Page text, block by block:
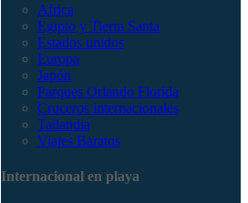
Africa
Egipto y Tierra Santa
Estados unidos
Europa
Japón
Parques Orlando Florida
Cruceros internacionales
Tailandia
Viajes Baratos
Internacional en playa